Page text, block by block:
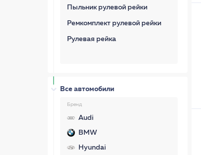
Пыльник рулевой рейки
Ремкомплект рулевой рейки
Рулевая рейка
Все автомобили
Бренд
Audi
BMW
Hyundai